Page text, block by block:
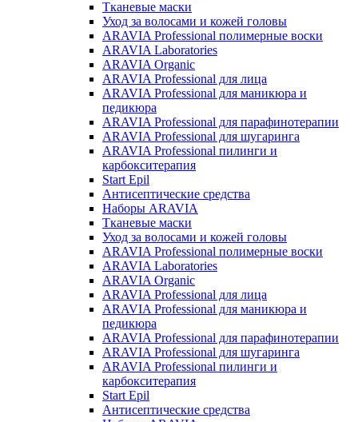
Тканевые маски
Уход за волосами и кожей головы
ARAVIA Professional полимерные воски
ARAVIA Laboratories
ARAVIA Organic
ARAVIA Professional для лица
ARAVIA Professional для маникюра и
педикюра
ARAVIA Professional для парафинотерапии
ARAVIA Professional для шугаринга
ARAVIA Professional пилинги и
карбокситерапия
Start Epil
Антисептические средства
Наборы ARAVIA
Тканевые маски
Уход за волосами и кожей головы
ARAVIA Professional полимерные воски
ARAVIA Laboratories
ARAVIA Organic
ARAVIA Professional для лица
ARAVIA Professional для маникюра и
педикюра
ARAVIA Professional для парафинотерапии
ARAVIA Professional для шугаринга
ARAVIA Professional пилинги и
карбокситерапия
Start Epil
Антисептические средства